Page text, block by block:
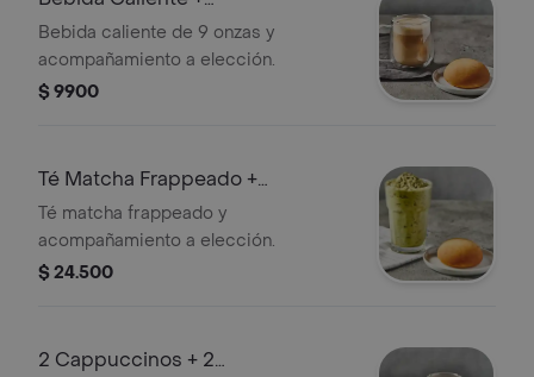
Acompañamiento
Bebida caliente de 9 onzas y
acompañamiento a elección.
$ 9900
Té Matcha Frappeado +
Acompañamiento
Té matcha frappeado y
acompañamiento a elección.
$ 24.500
2 Cappuccinos + 2